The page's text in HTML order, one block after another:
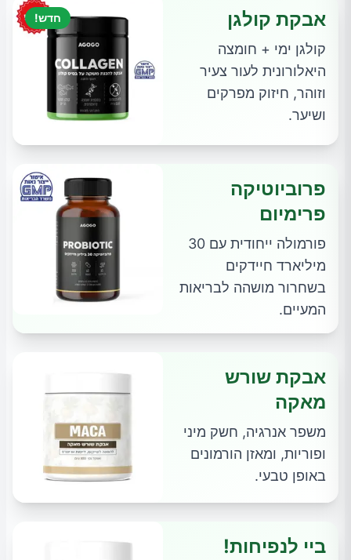
חדש! אבקת קולגן
קולגן ימי + חומצה
היאלורונית לעור צעיר
וזוהר, חיזוק מפרקים
ושיער.
פרוביוטיקה
פרימיום
פורמולה ייחודית עם 30
מיליארד חיידקים
בשחרור מושהה לבריאות
המעיים.
אבקת שורש
מאקה
משפר אנרגיה, חשק מיני
ופוריות, ומאזן הורמונים
באופן טבעי.
ביי לנפיחות!